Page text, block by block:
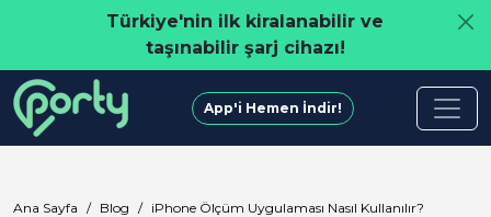
Türkiye'nin ilk kiralanabilir ve
taşınabilir şarj cihazı!
App'i Hemen İndir!
Ana Sayfa Blog iPhone Ölçüm Uygulaması Nasıl Kullanılır?